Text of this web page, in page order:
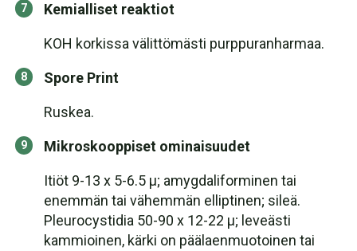
Kemialliset reaktiot
KOH korkissa välittömästi purppuranharmaa.
Spore Print
Ruskea.
Mikroskooppiset ominaisuudet
Itiöt 9-13 x 5-6.5 µ; amygdaliforminen tai
enemmän tai vähemmän elliptinen; sileä.
Pleurocystidia 50-90 x 12-22 µ; leveästi
kammioinen, kärki on päälaenmuotoinen tai